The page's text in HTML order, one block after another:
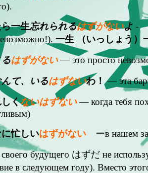
一生忘れられるはずがないよ -
一生 （いっしょう）
はずがない — это просто
て、いるはずないわ！ — эта
くないはずない— когда тебя
忙しいはずがない
ーв нашем
будущего はずだ не
в следующем году). Вместо